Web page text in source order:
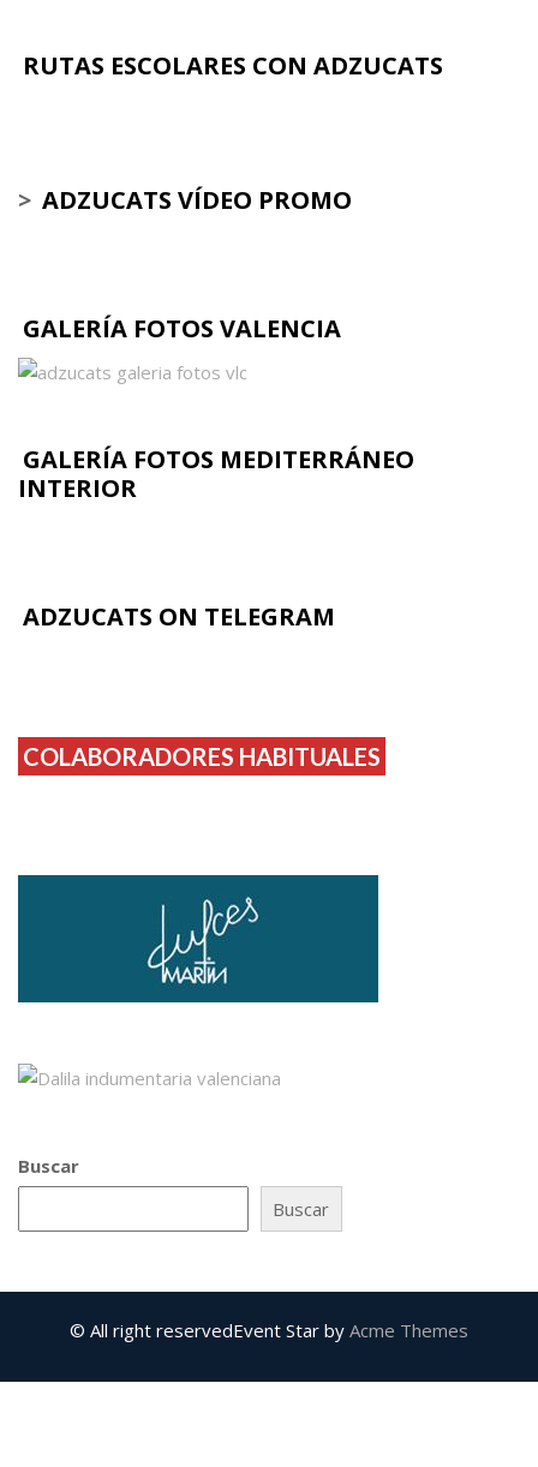
RUTAS ESCOLARES CON ADZUCATS
> ADZUCATS VÍDEO PROMO
GALERÍA FOTOS VALENCIA
GALERÍA FOTOS MEDITERRÁNEO
INTERIOR
ADZUCATS ON TELEGRAM
COLABORADORES HABITUALES
Buscar
Buscar
© All right reservedEvent Star by Acme Themes